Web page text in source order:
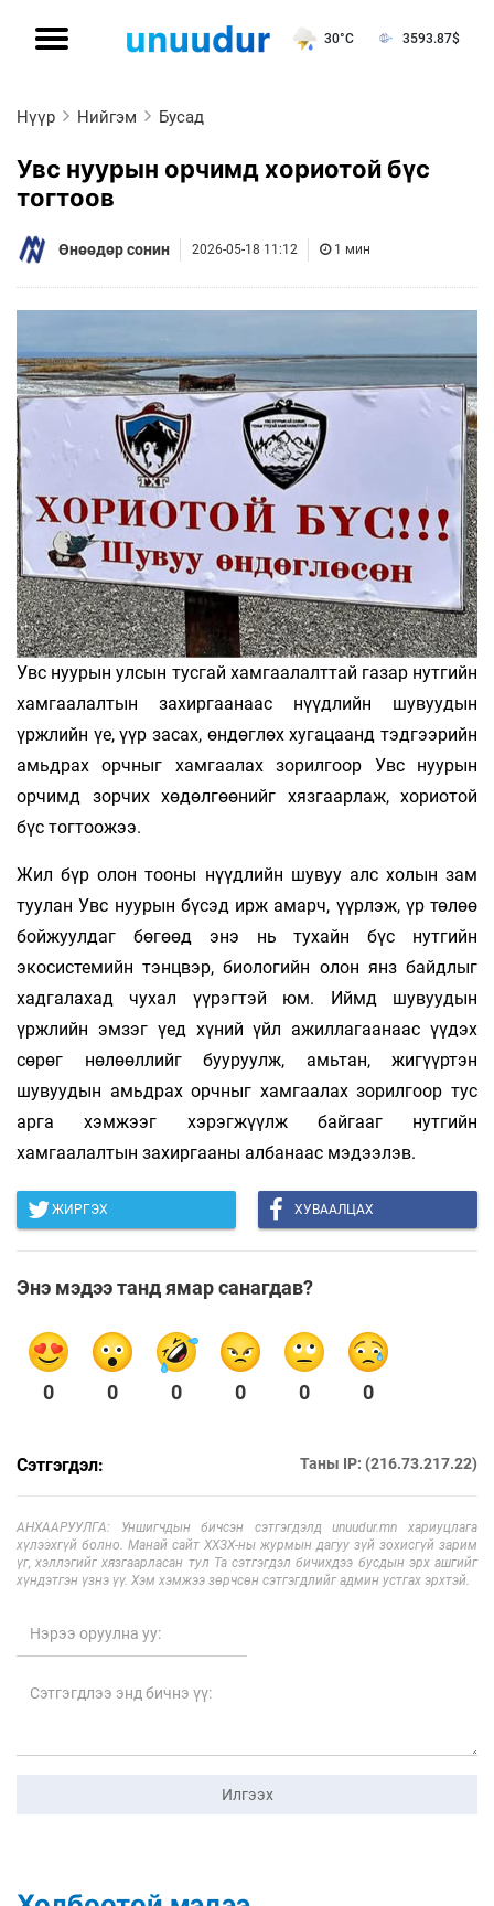
30°C 3593.87$
Нүүр Нийгэм Бусад
Увс нуурын орчимд хориотой бүс
тогтоов
Өнөөдөр сонин 2026-05-18 11:12 1 мин
Увс нуурын улсын тусгай хамгаалалттай газар нутгийн
хамгаалалтын захиргаанаас нүүдлийн шувуудын
үржлийн үе, үүр засах, өндөглөх хугацаанд тэдгээрийн
амьдрах орчныг хамгаалах зорилгоор Увс нуурын
орчимд зорчих хөдөлгөөнийг хязгаарлаж, хориотой
бүс тогтоожээ.
Жил бүр олон тооны нүүдлийн шувуу алс холын зам
туулан Увс нуурын бүсэд ирж амарч, үүрлэж, үр төлөө
бойжуулдаг бөгөөд энэ нь тухайн бүс нутгийн
экосистемийн тэнцвэр, биологийн олон янз байдлыг
хадгалахад чухал үүрэгтэй юм. Иймд шувуудын
үржлийн эмзэг үед хүний үйл ажиллагаанаас үүдэх
сөрөг нөлөөллийг бууруулж, амьтан, жигүүртэн
шувуудын амьдрах орчныг хамгаалах зорилгоор тус
арга хэмжээг хэрэгжүүлж байгааг нутгийн
хамгаалалтын захиргааны албанаас мэдээлэв.
ЖИРГЭХ ХУВААЛЦАХ
Энэ мэдээ танд ямар санагдав?
0 0 0 0 0 0
Сэтгэгдэл: Таны IP: (216.73.217.22)
АНХААРУУЛГА: Уншигчдын бичсэн сэтгэгдэлд unuudur.mn хариуцлага
хүлээхгүй болно. Манай сайт ХХЗХ-ны журмын дагуу зүй зохисгүй зарим
үг, хэллэгийг хязгаарласан тул Та сэтгэгдэл бичихдээ бусдын эрх ашгийг
хүндэтгэн үзнэ үү. Хэм хэмжээ зөрчсөн сэтгэгдлийг админ устгах эрхтэй.
Илгээх